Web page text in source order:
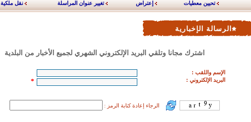
تحيين معطيات إعتراض تغيير عنوان المراسلة نقل ملكية
الرسالة الإخبارية
اشترك مجانا وتلقي البريد الإلكتروني الشهري لجميع الأخبار من البلدية
الإسم واللقب :
البريد الإلكتروني :
*
الرجاء إعادة كتابة الرمز :